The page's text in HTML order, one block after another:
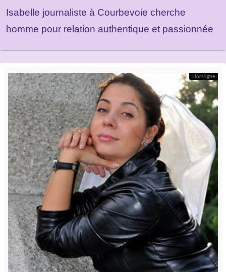
Isabelle journaliste à Courbevoie cherche
homme pour relation authentique et passionnée
Hors ligne